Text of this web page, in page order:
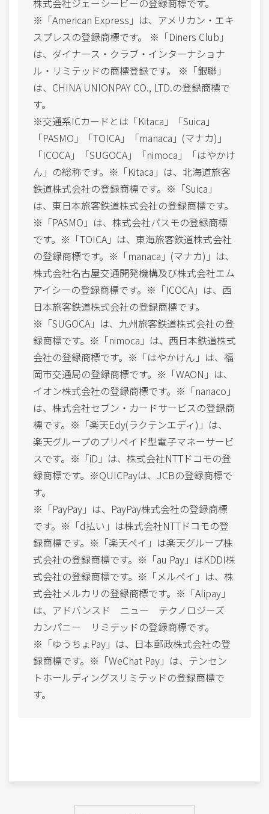
※「American Express」は、アメリカン・エキ
スプレスの登録商標です。 ※「Diners Club」
は、ダイナ―ス・クラブ・インタ―ナショナ
ル・リミテッドの商標登録です。 ※「銀聯」
は、CHINA UNIONPAY CO., LTD.の登録商標で
す。
※交通系ICカードとは「Kitaca」「Suica」
「PASMO」「TOICA」「manaca」(マナカ)」
「ICOCA」「SUGOCA」「nimoca」「はやかけ
ん」の総称です。※「Kitaca」は、北海道旅客
鉄道株式会社の登録商標です。※「Suica」
は、東日本旅客鉄道株式会社の登録商標です。
※「PASMO」は、株式会社パスモの登録商標
です。※「TOICA」は、東海旅客鉄道株式会社
の登録商標です。※「manaca」(マナカ)」は、
株式会社名古屋交通開発機構及び株式会社エム
アイシーの登録商標です。※「ICOCA」は、西
日本旅客鉄道株式会社の登録商標です。
※「SUGOCA」は、九州旅客鉄道株式会社の登
録商標です。※「nimoca」は、西日本鉄道株式
会社の登録商標です。※「はやかけん」は、福
岡市交通局の登録商標です。※「WAON」は、
イオン株式会社の登録商標です。※「nanaco」
は、株式会社セブン・カードサービスの登録商
標です。※「楽天Edy(ラクテンエディ)」は、
楽天グループのプリペイド型電子マネーサービ
スです。※「iD」は、株式会社NTTドコモの登
録商標です。※QUICPayは、JCBの登録商標で
す。
※「PayPay」は、PayPay株式会社の登録商標
です。※「d払い」は株式会社NTTドコモの登
録商標です。※「楽天ペイ」は楽天グループ株
式会社の登録商標です。※「au Pay」はKDDI株
式会社の登録商標です。※「メルペイ」は、株
式会社メルカリの登録商標です。※「Alipay」
は、アドバンスド ニュー テクノロジーズ
カンパニー リミテッドの登録商標です。
※「ゆうちょPay」は、日本郵政株式会社の登
録商標です。※「WeChat Pay」は、テンセン
トホールディングスリミテッドの登録商標で
す。